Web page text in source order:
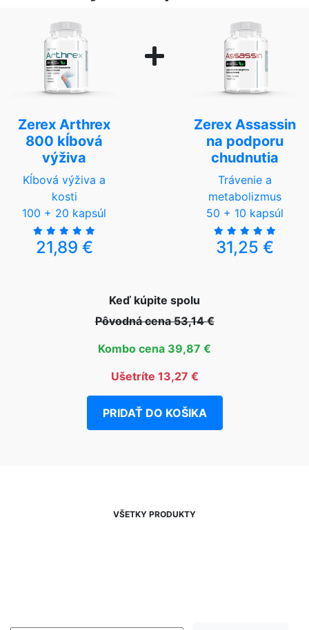
Zerex Arthrex
800 kĺbová
výživa
Kĺbová výživa a
kosti
100 + 20 kapsúl
21,89 €
Zerex Assassin
na podporu
chudnutia
Trávenie a
metabolizmus
50 + 10 kapsúl
31,25 €
Keď kúpite spolu
Pôvodná cena 53,14 €
Kombo cena 39,87 €
Ušetríte 13,27 €
PRIDAŤ DO KOŠIKA
VŠETKY PRODUKTY